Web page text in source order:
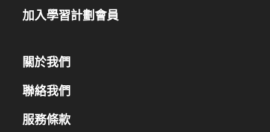
加入學習計劃會員
關於我們
聯絡我們
服務條款